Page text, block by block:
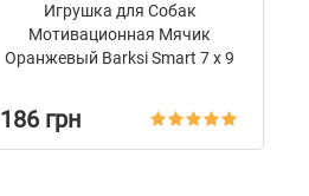
Игрушка для Собак
Мотивационная Мячик
Оранжевый Barksi Smart 7 х 9
186 грн